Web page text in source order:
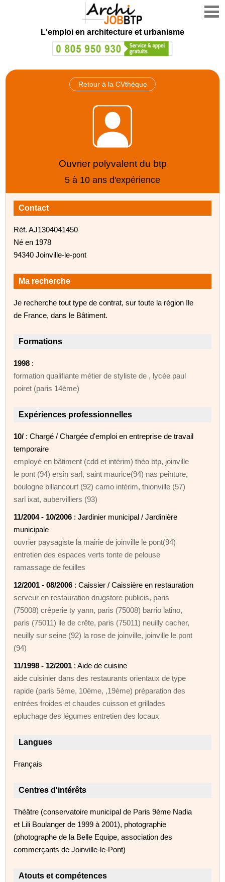
L'emploi en architecture et urbanisme
Retour à la CVthèque
Ouvrier polyvalent du btp
5 à 10 ans d'expérience
Contact
Réf. AJ1304041450
Né en 1978
94340 Joinville-le-pont
Ma recherche
Je recherche tout type de contrat, sur toute la région Ile
de France, dans le Bâtiment.
Formations
1998 :
formation qualifiante métier de styliste de , lycée paul
poiret (paris 14ème)
Expériences professionnelles
10/ : Chargé / Chargée d'emploi en entreprise de travail
temporaire
employé en bâtiment (cdd et intérim) théo btp, joinville
le pont (94) ersin sarl, saint maurice(94) nas peinture,
boulogne billancourt (92) camo intérim, thionville (57)
sarl ixat, aubervilliers (93)
11/2004 - 10/2006 : Jardinier municipal / Jardinière
municipale
ouvrier paysagiste la mairie de joinville le pont(94)
entretien des espaces verts tonte de pelouse
ramassage de feuilles
12/2001 - 08/2006 : Caissier / Caissière en restauration
serveur en restauration drugstore publicis, paris
(75008) crêperie ty yann, paris (75008) barrio latino,
paris (75011) ile de crête, paris (75011) neuilly cacher,
neuilly sur seine (92) la rose de joinville, joinville le pont
(94)
11/1998 - 12/2001 : Aide de cuisine
aide cuisinier dans des restaurants orientaux de type
rapide (paris 5ème, 10ème, ,19ème) préparation des
entrées froides et chaudes cuisson et grillades
epluchage des légumes entretien des locaux
Langues
Français
Centres d'intérêts
Théâtre (conservatoire municipal de Paris 9ème Nadia
et Lili Boulanger de 1999 à 2001), photographie
(photographe de la Belle Equipe, association des
commerçants de Joinville-le-Pont)
Atouts et compétences